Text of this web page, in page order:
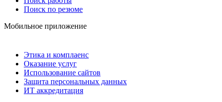
Поиск по резюме
Мобильное приложение
Этика и комплаенс
Оказание услуг
Использование сайтов
Защита персональных данных
ИТ аккредитация